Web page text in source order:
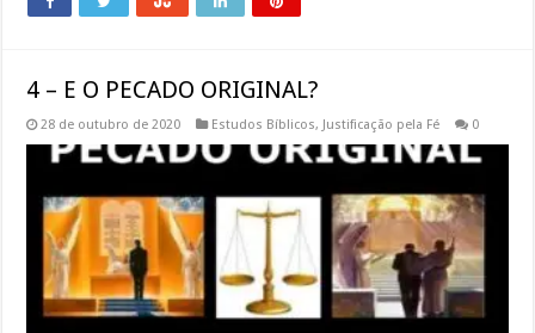
4 – E O PECADO ORIGINAL?
28 de outubro de 2020 Estudos Bíblicos, Justificação pela Fé 0